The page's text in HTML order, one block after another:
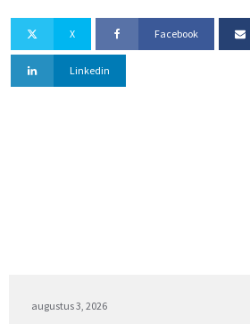
X Facebook
Linkedin
augustus 3, 2026